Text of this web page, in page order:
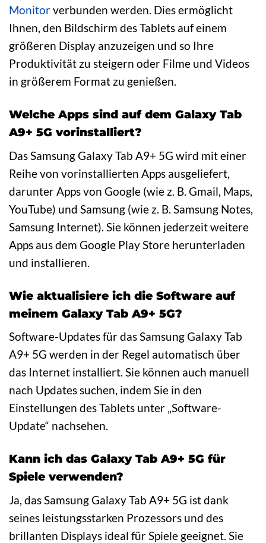
Monitorverbunden werden. Dies ermöglicht
Ihnen, den Bildschirm des Tablets auf einem
größeren Display anzuzeigen und so Ihre
Produktivität zu steigern oder Filme und Videos
in größerem Format zu genießen.
Welche Apps sind auf dem Galaxy Tab
A9+ 5G vorinstalliert?
Das Samsung Galaxy Tab A9+ 5G wird mit einer
Reihe von vorinstallierten Apps ausgeliefert,
darunter Apps von Google (wie z. B. Gmail, Maps,
YouTube) und Samsung (wie z. B. Samsung Notes,
Samsung Internet). Sie können jederzeit weitere
Apps aus dem Google Play Store herunterladen
und installieren.
Wie aktualisiere ich die Software auf
meinem Galaxy Tab A9+ 5G?
Software-Updates für das Samsung Galaxy Tab
A9+ 5G werden in der Regel automatisch über
das Internet installiert. Sie können auch manuell
nach Updates suchen, indem Sie in den
Einstellungen des Tablets unter „Software-
Update“ nachsehen.
Kann ich das Galaxy Tab A9+ 5G für
Spiele verwenden?
Ja, das Samsung Galaxy Tab A9+ 5G ist dank
seines leistungsstarken Prozessors und des
brillanten Displays ideal für Spiele geeignet. Sie